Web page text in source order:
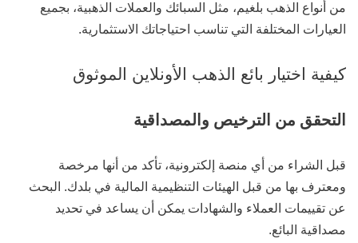
من أنواع الذهب بلغيم، مثل السبائك والعملات الذهبية، بجميع
العيارات المختلفة التي تناسب احتياجاتك الاستثمارية.
كيفية اختيار بائع الذهب الأونلاين الموثوق
التحقق من الترخيص والمصداقية
قبل الشراء من أي منصة إلكترونية، تأكد من أنها مرخصة
ومعترف بها من قبل الهيئات التنظيمية المالية في بلدك. البحث
عن تقييمات العملاء والشهادات يمكن أن يساعد في تحديد
مصداقية البائع.